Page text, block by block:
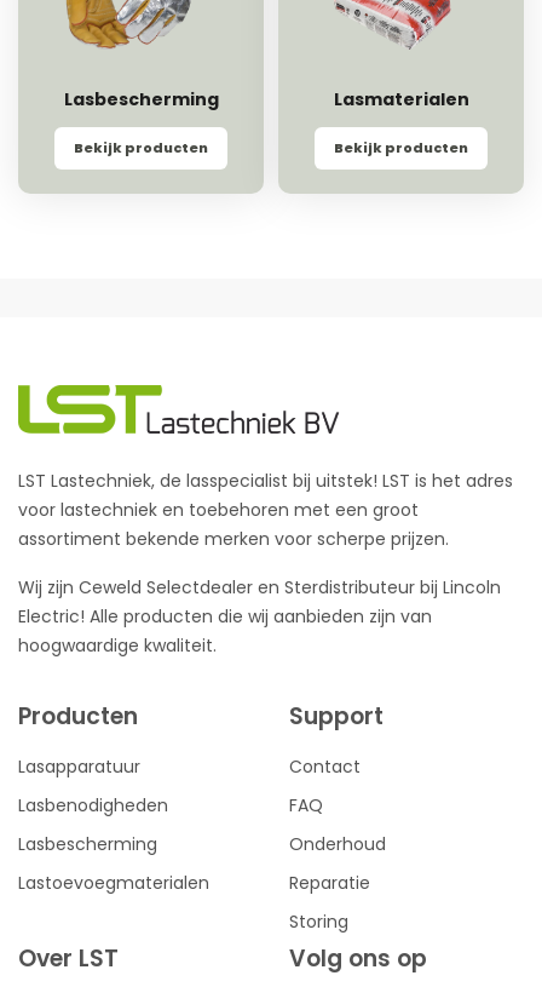
Lasbescherming
Bekijk producten
Lasmaterialen
Bekijk producten
LST Lastechniek, de lasspecialist bij uitstek! LST is het adres
voor lastechniek en toebehoren met een groot
assortiment bekende merken voor scherpe prijzen.
Wij zijn Ceweld Selectdealer en Sterdistributeur bij Lincoln
Electric! Alle producten die wij aanbieden zijn van
hoogwaardige kwaliteit.
Producten
Lasapparatuur
Lasbenodigheden
Lasbescherming
Lastoevoegmaterialen
Support
Contact
FAQ
Onderhoud
Reparatie
Storing
Over LST Volg ons op